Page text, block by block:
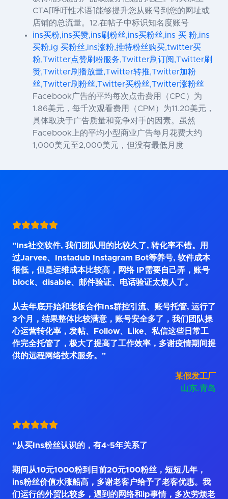
CTA[呼吁性术语]能够提升您从账号到您的网址或
店铺的总流量。12.在帖子中标识知名度账号
ins买粉,ins买赞,ins刷粉丝,ins买粉丝,ins 买 粉,ins
买粉,ig 买粉丝,ins涨粉,推特粉丝购买,twitter买
粉,Twitter点赞刷粉服务,Twitter刷订阅,Twitter刷
赞,Twitter刷播放量,Twitter转推,Twitter加粉
丝,Twitter刷粉丝,Twitter买粉丝,Twitter涨粉丝
Facebook广告的平均每次点击费用（CPC）为
1.86美元，每千次观看费用（CPM）为11.20美元，
具体取决于广告质量和竞争对手的因素。虽然
Facebook上的平均小型商业广告每月花费大约
1,000美元至2,000美元，但没有最低月度
"Ins社交软件, 我们团队用的比较久了, 转化率不错。用
过Jarvee、Instadub Instagram Bot等养号, 软件成本
很低，但是运维成本比较高，网络 IP需要自己弄，账号
block、disable、邮件验证、电话验证太烦人了。
从去年底开始和老板合作Ins群控引流、账号托管, 运行了
3个月，结果整体比较满意，账号安全多了，我们团队操
心运营转化率，发帖、Follow、Like、私信这些日常工
作完全托管了，极大了提高了工作效率，多谢疫情期间提
供的远程网络技术服务。"
某假发工厂
山东.青岛
"从买Ins粉丝认识的，有4~5年关系了
期间从10元1000粉到目前20元100粉丝，短短几年，
ins粉丝价值水涨船高，多谢老客户给予了老客优惠。我
们运行的外贸比较多，遇到的网络和ip事情，多次劳烦老